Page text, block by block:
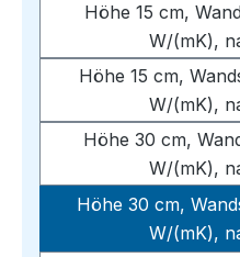
Höhe 15 cm,
W/(mK),
Höhe 15 cm,
W/(mK),
Höhe 30 cm,
W/(mK),
Höhe 30 cm,
W/(mK),